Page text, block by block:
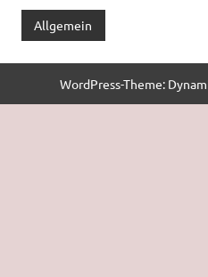
Allgemein
WordPress-Theme: